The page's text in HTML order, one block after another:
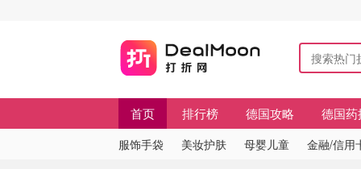
首页 排行榜 德国攻略 德国药
服饰手袋 美妆护肤 母婴儿童 金融/信用